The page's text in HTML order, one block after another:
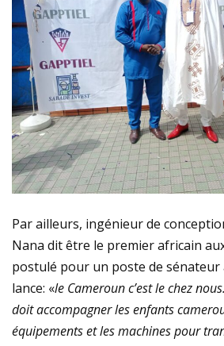
Par ailleurs, ingénieur de
Nana dit être le premier africain
postulé pour un poste de sénateur
lance: «le Cameroun c’est le chez
doit accompagner les enfants
équipements et les machines pour